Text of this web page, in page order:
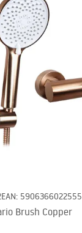
EAN: 5906366022555
Brush Copper